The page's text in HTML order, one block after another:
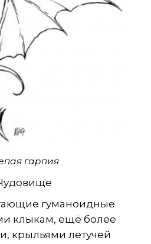
гарпия
гуманоидные
клыкам, ещё более
крыльями летучей